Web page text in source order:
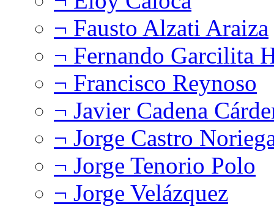
¬ Fausto Alzati Araiza
¬ Fernando Garcilita
¬ Francisco Reynoso
¬ Javier Cadena
¬ Jorge Castro
¬ Jorge Tenorio Polo
¬ Jorge Velázquez